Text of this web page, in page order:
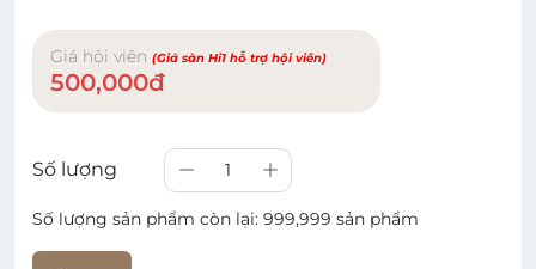
Giá hội viên (Giá sàn Hi1 hỗ trợ hội viên)
500,000đ
Số lượng 1
Số lượng sản phẩm còn lại: 999,999 sản phẩm